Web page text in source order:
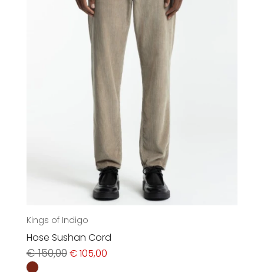
Kings of Indigo
Hose Sushan Cord
€150,00Ursprünglicher
Preis
€105,00Aktueller